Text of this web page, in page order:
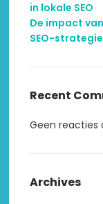
in lokale SEO
De impact
SEO-strategie
Recent
Geen reacties
Archives